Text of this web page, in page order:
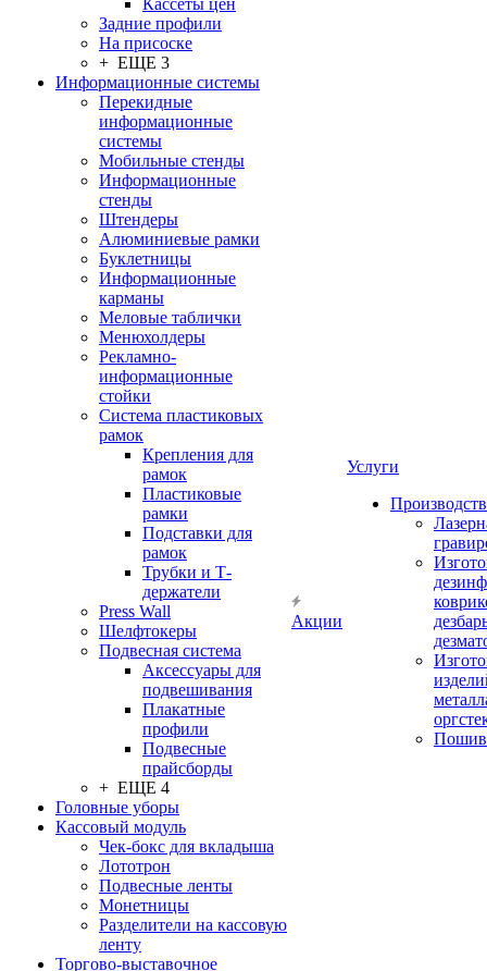
Кассеты цен
Задние профили
На присоске
+ ЕЩЕ 3
Информационные системы
Перекидные
информационные
системы
Мобильные стенды
Информационные
стенды
Штендеры
Алюминиевые рамки
Буклетницы
Информационные
карманы
Меловые таблички
Менюхолдеры
Рекламно-
информационные
стойки
Система пластиковых
рамок
Крепления для
рамок
Пластиковые
рамки
Подставки для
рамок
Трубки и Т-
держатели
Press Wall
Шелфтокеры
Подвесная система
Аксессуары для
подвешивания
Плакатные
профили
Подвесные
прайсборды
+ ЕЩЕ 4
Головные уборы
Кассовый модуль
Чек-бокс для вкладыша
Лототрон
Подвесные ленты
Монетницы
Разделители на кассовую
ленту
Торгово-выставочное
Акции
Услуги
Пошив